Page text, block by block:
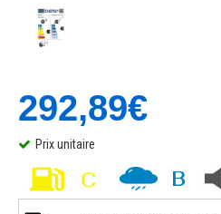
292,89€
Prix unitaire